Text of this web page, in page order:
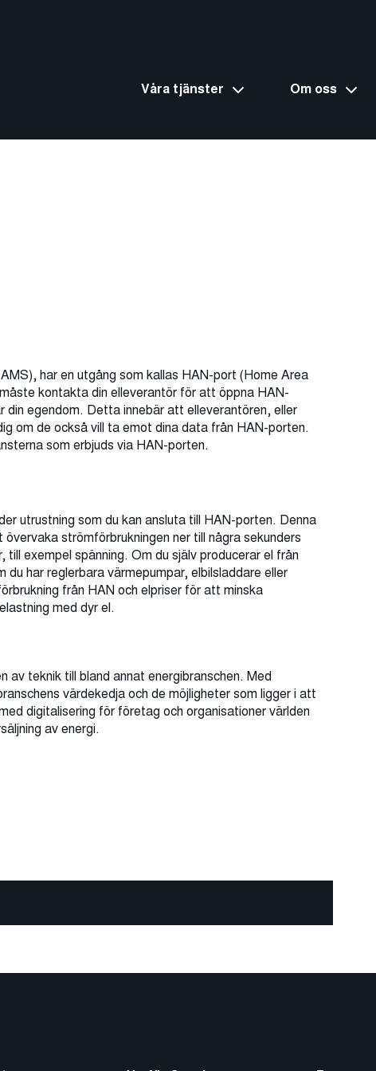
Våra tjänster Om oss
har en utgång som kallas HAN-port (Home Area
kontakta din elleverantör för att öppna HAN-
egendom. Detta innebär att elleverantören, eller
om de också vill ta emot dina data från HAN-porten.
som erbjuds via HAN-porten.
utrustning som du kan ansluta till HAN-porten. Denna
strömförbrukningen ner till några sekunders
exempel spänning. Om du själv producerar el från
har reglerbara värmepumpar, elbilsladdare eller
från HAN och elpriser för att minska
med dyr el.
av teknik till bland annat energibranschen. Med
värdekedja och de möjligheter som ligger i att
digitalisering för företag och organisationer världen
av energi.